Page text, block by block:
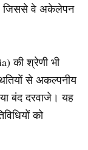
जिससे वे अकेलेपन
की श्रेणी भी
से अकल्पनीय
बंद दरवाजे। यह
को